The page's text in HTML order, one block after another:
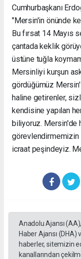
Cumhurbaşkanı
"Mersin'in önünde
Bu fırsat 14 Mayıs
çantada keklik
üstüne tuğla
Mersinliyi kurşun
gördüğümüz
haline getirenler,
kendisine yapılan
biliyoruz. Mersin'de
görevlendirmemizin
icraat peşindeyiz.
Anadolu Ajansı
Haber Ajansı
haberler, sitemizin
kanallarından